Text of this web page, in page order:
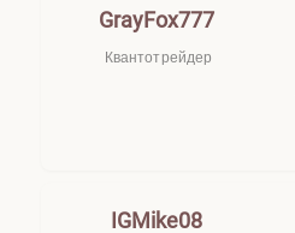
GrayFox777
Квантотрейдер
IGMike08